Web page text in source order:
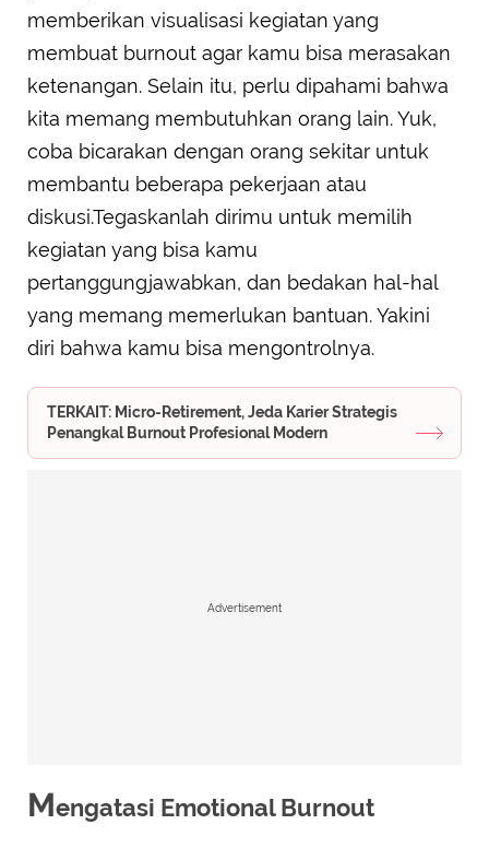
memberikan visualisasi kegiatan yang
membuat burnout agar kamu bisa merasakan
ketenangan. Selain itu, perlu dipahami bahwa
kita memang membutuhkan orang lain. Yuk,
coba bicarakan dengan orang sekitar untuk
membantu beberapa pekerjaan atau
diskusi.Tegaskanlah dirimu untuk memilih
kegiatan yang bisa kamu
pertanggungjawabkan, dan bedakan hal-hal
yang memang memerlukan bantuan. Yakini
diri bahwa kamu bisa mengontrolnya.
TERKAIT: Micro-Retirement, Jeda Karier Strategis
Penangkal Burnout Profesional Modern
Advertisement
Mengatasi Emotional Burnout